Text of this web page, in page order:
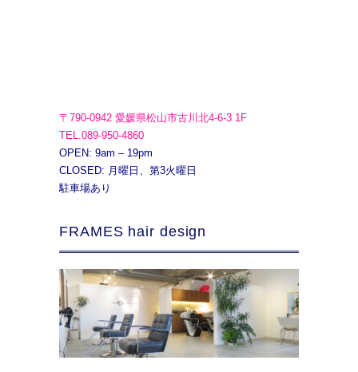
〒790-0942 愛媛県松山市古川北4-6-3 1F
TEL.089-950-4860
OPEN: 9am – 19pm
CLOSED: 月曜日、第3火曜日
駐車場あり
FRAMES hair design